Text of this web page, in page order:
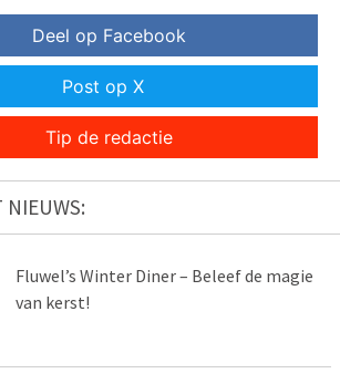
Deel op Facebook
Post op X
Tip de redactie
NIEUWS:
Fluwel’s Winter Diner – Beleef de magie
van kerst!